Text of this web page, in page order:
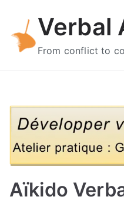
contenu Verbal
From conflict to
Aïkido